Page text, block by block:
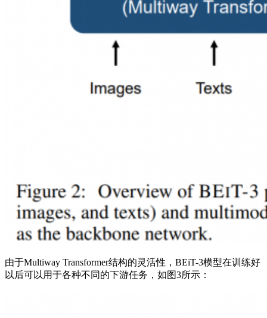
由于Multiway Transformer结构的灵活性，BEiT-3模型在训练好
以后可以用于各种不同的下游任务，如图3所示：